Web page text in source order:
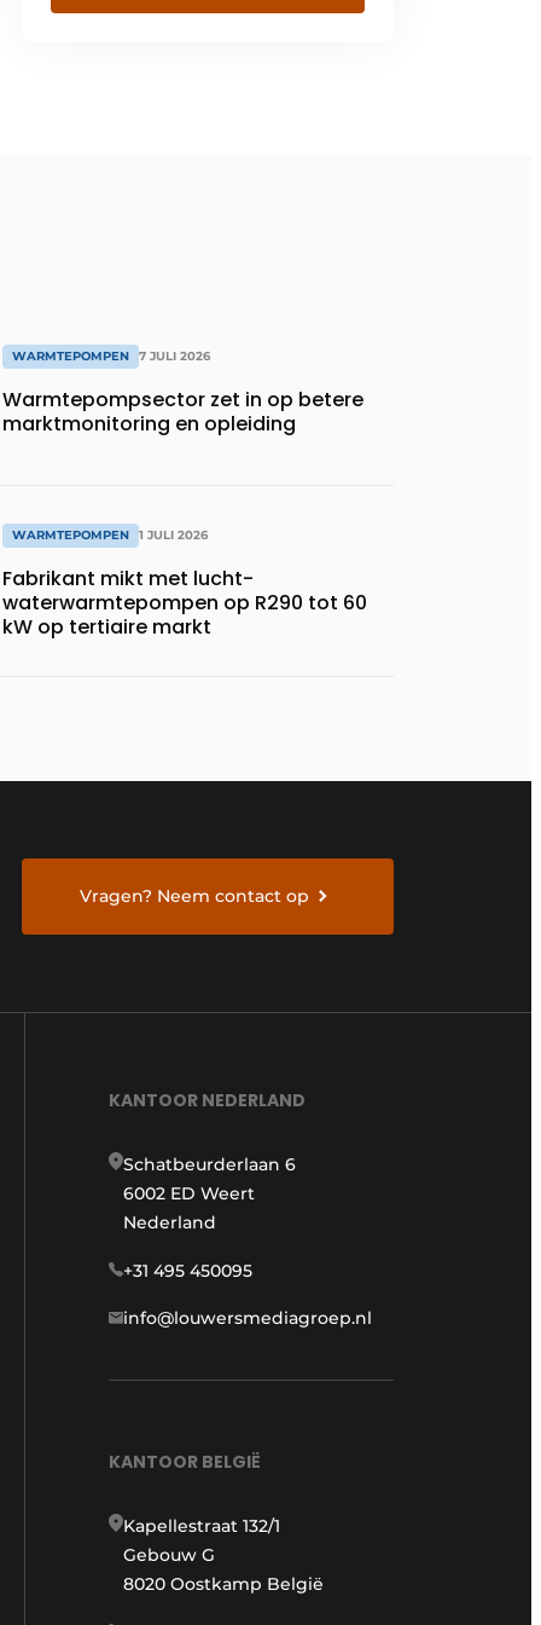
WARMTEPOMPEN 7 JULI 2026
Warmtepompsector zet in op betere
marktmonitoring en opleiding
WARMTEPOMPEN 1 JULI 2026
Fabrikant mikt met lucht-
waterwarmtepompen op R290 tot 60
kW op tertiaire markt
Vragen? Neem contact op
KANTOOR NEDERLAND
Schatbeurderlaan 6
6002 ED Weert
Nederland
+31 495 450095
info@louwersmediagroep.nl
KANTOOR BELGIË
Kapellestraat 132/1
Gebouw G
8020 Oostkamp België